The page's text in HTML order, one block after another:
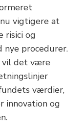
vigtigere at
risici og
procedurer.
vil det være
værdier,
innovation og